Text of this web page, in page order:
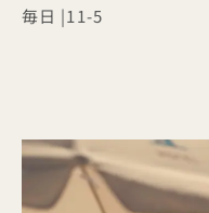
毎日 |11-5